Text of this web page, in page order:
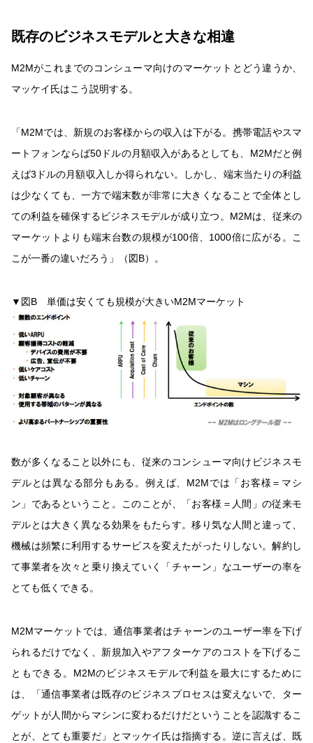
既存のビジネスモデルと大きな相違
M2Mがこれまでのコンシューマ向けのマーケットとどう違うか、
マッケイ氏はこう説明する。
「M2Mでは、新規のお客様からの収入は下がる。携帯電話やスマ
ートフォンならば50ドルの月額収入があるとしても、M2Mだと例
えば3ドルの月額収入しか得られない。しかし、端末当たりの利益
は少なくても、一方で端末数が非常に大きくなることで全体とし
ての利益を確保するビジネスモデルが成り立つ。M2Mは、従来の
マーケットよりも端末台数の規模が100倍、1000倍に広がる。こ
こが一番の違いだろう」（図B）。
▼図B 単価は安くても規模が大きいM2Mマーケット
数が多くなること以外にも、従来のコンシューマ向けビジネスモ
デルとは異なる部分もある。例えば、M2Mでは「お客様＝マシ
ン」であるということ。このことが、「お客様＝人間」の従来モ
デルとは大きく異なる効果をもたらす。移り気な人間と違って、
機械は頻繁に利用するサービスを変えたがったりしない。解約し
て事業者を次々と乗り換えていく「チャーン」なユーザーの率を
とても低くできる。
M2Mマーケットでは、通信事業者はチャーンのユーザー率を下げ
られるだけでなく、新規加入やアフターケアのコストを下げるこ
ともできる。M2Mのビジネスモデルで利益を最大にするために
は、「通信事業者は既存のビジネスプロセスは変えないで、ター
ゲットが人間からマシンに変わるだけだということを認識するこ
とが、とても重要だ」とマッケイ氏は指摘する。逆に言えば、既